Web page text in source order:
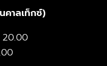
คาลเท็กซ์)
20.00